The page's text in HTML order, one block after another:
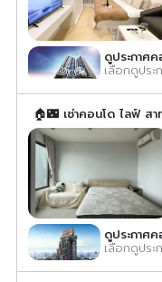
ดูประกาศ
เลือกดูปร
🏠🌃 เช่าคอนโด ไลฟ์ ส
ดูประกาศ
เลือกดูปร